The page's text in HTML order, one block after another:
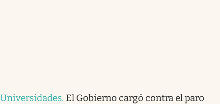
Universidades. El Gobierno cargó contra el paro